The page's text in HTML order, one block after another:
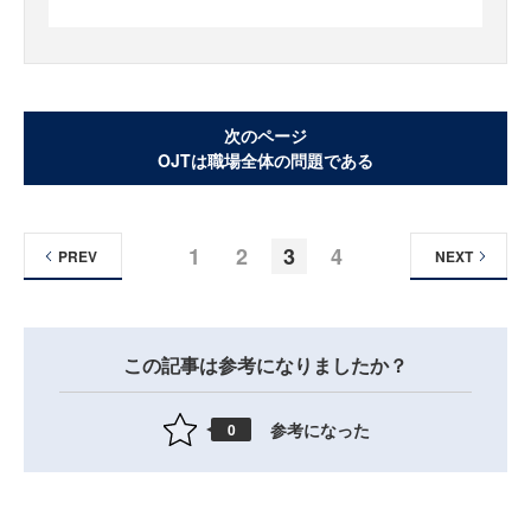
次のページ
OJTは職場全体の問題である
1 2 3 4
PREV NEXT
この記事は参考になりましたか？
0 参考になった